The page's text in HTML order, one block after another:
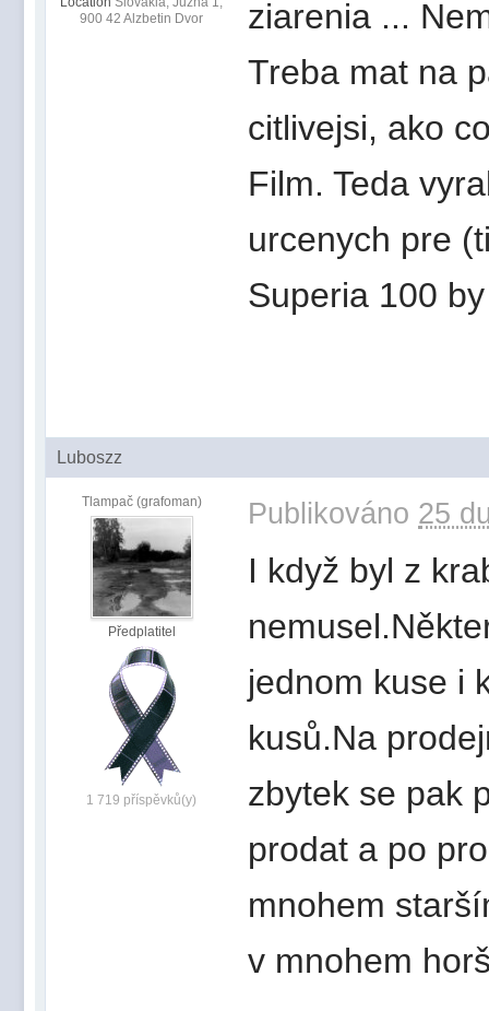
900 42 Alzbetin Dvor
ziarenia ...
Treba mat na
citlivejsi, ako
Film. Teda
urcenych pre
Superia 100
Luboszz
Tlampač (grafoman)
Předplatitel
1 719 příspěvků(y)
Publikováno 25
I když byl z
jednom kuse i
kusů.Na
zbytek se pak
prodat a po
mnohem
v mnohem